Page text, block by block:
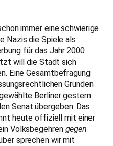
immer eine schwierige
Nazis die Spiele als
für das Jahr 2000
will die Stadt sich
Eine Gesamtbefragung
Gründen
Berliner gestern
Senat übergeben. Das
heute offiziell mit einer
Volksbegehren gegen
sprechen wir mit